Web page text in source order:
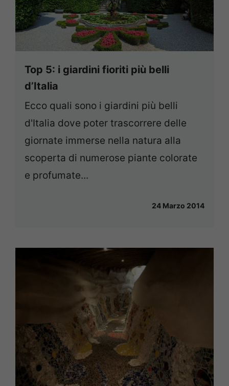
Top 5: i giardini fioriti più belli
d’Italia
Ecco quali sono i giardini più belli
d'Italia dove poter trascorrere delle
giornate immerse nella natura alla
scoperta di numerose piante colorate
e profumate...
24 Marzo 2014